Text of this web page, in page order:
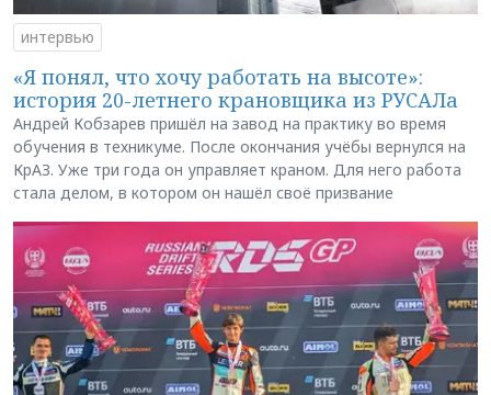
интервью
«Я понял, что хочу работать на высоте»:
история 20-летнего крановщика из РУСАЛа
Андрей Кобзарев пришёл на завод на практику во время
обучения в техникуме. После окончания учёбы вернулся на
КрАЗ. Уже три года он управляет краном. Для него работа
стала делом, в котором он нашёл своё призвание